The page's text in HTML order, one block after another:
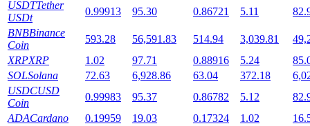
Staking flexível para ganhar tokens populares.
USDTTether
USDt
0.99913 95.30 0.86721 5.11
BNBBinance
Coin
593.28 56,591.83 514.94 3,039.81
XRPXRP 1.02 97.71 0.88916 5.24
SOLSolana 72.63 6,928.86 63.04 372.18
USDCUSD
Coin
0.99983 95.37 0.86782 5.12
ADACardano 0.19959 19.03 0.17324 1.02